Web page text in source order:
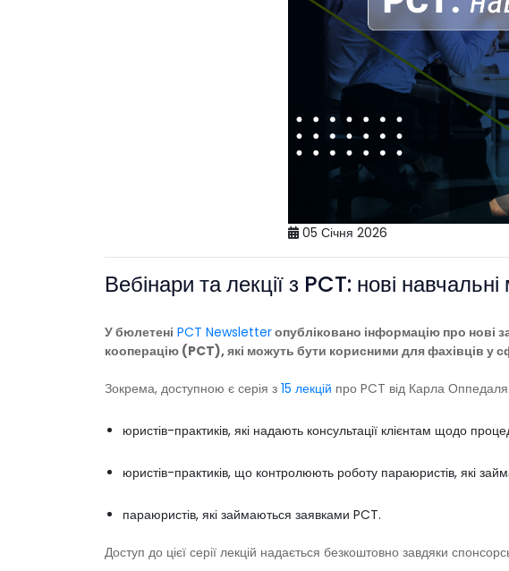
05 Січня 2026
Вебінари та лекції з PCT: нові
У бюлетені PCT Newsletterопубліковано інформацію про нові
кооперацію (PCT), які можуть бути корисними для фахівців у
Зокрема, доступною є серія з 15 лекцій про PCT від Карла
юристів-практиків, які надають консультації клієнтам щодо
юристів-практиків, що контролюють роботу параюристів, які
параюристів, які займаються заявками PCT.
Доступ до цієї серії лекцій надається безкоштовно завдяки